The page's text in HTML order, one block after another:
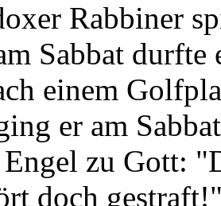
Rabbiner
Sabbat
einem
er am
zu Gott:
doch